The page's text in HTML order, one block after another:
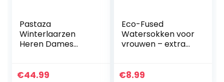
Pastaza
Winterlaarzen
Heren Dames
Hikinglaarzen
€44.99
Eco-Fused
Watersokken voor
vrouwen – extra
€8.99